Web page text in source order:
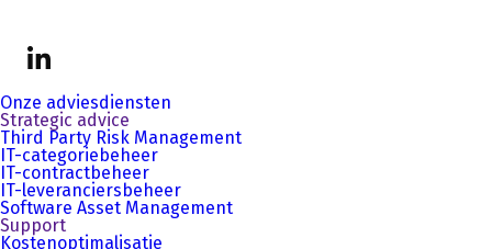
LinkedIn
Onze adviesdiensten
Strategic advice
Third Party Risk Management
IT-categoriebeheer
IT-contractbeheer
IT-leveranciersbeheer
Software Asset Management
Support
Kostenoptimalisatie